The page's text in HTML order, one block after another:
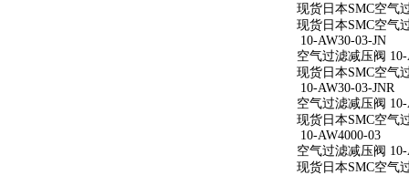
现货日本SMC空气
现货日本SMC空气
10-AW30-03-JN
空气过滤减压阀 10-
现货日本SMC空气
10-AW30-03-JNR
空气过滤减压阀 10-
现货日本SMC空气
10-AW4000-03
空气过滤减压阀 10-
现货日本SMC空气